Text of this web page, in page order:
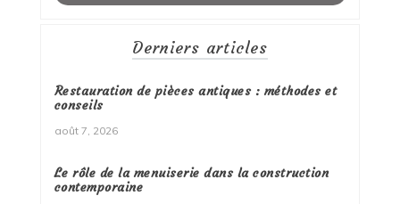
Derniers articles
Restauration de pièces antiques : méthodes et
conseils
août 7, 2026
Le rôle de la menuiserie dans la construction
contemporaine